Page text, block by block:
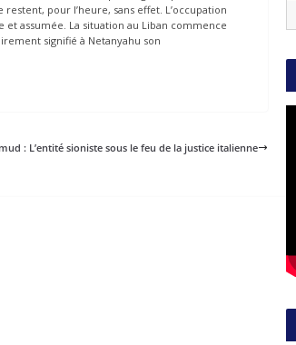
pour l’heure, sans effet. L’occupation
assumée. La situation au Liban commence
signifié à Netanyahu son
: L’entité sioniste sous le feu de la justice italienne